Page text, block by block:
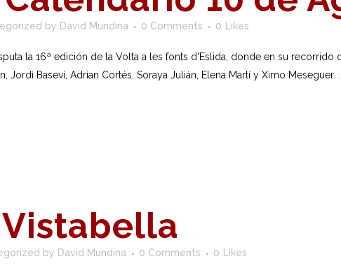
by David Mundina 0 Comments 0 Likes
la 16ª edición de la Volta a les fonts d'Eslida, donde en su recorrido
Jordi Baseví, Adrian Cortés, Soraya Julián, Elena Martí y Ximo Meseguer.
Vistabella
by David Mundina 0 Comments 0 Likes